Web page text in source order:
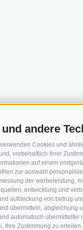
andere
verwenden Cookies und
vorbehaltlich Ihrer
auf einem
zur auswahl
der werbeleistung,
entwicklung und
aufdeckung von betrug
übermitteln,
automatisch
Ihre Zustimmung zu